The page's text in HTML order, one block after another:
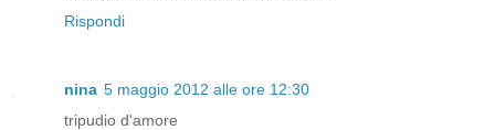
Rispondi
nina 5 maggio 2012 alle ore 12:30
tripudio d'amore